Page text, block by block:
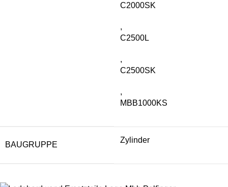
C2000SK
,
C2500L
,
C2500SK
,
MBB1000KS
BAUGRUPPE
Zylinder